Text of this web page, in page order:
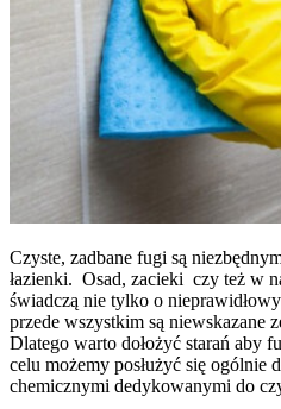
Czyste, zadbane fugi są
łazienki. Osad, zacieki czy też w
świadczą nie tylko o
przede wszystkim są niewskazane
Dlatego warto dołożyć starań aby
celu możemy posłużyć się ogólnie
chemicznymi dedykowanymi do